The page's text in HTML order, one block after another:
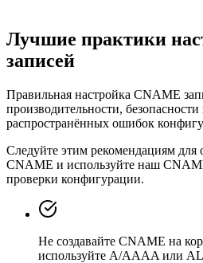
Лучшие практики
записей
Правильная настройка CNAME
производительности,
распространённых ошибок
Следуйте этим рекомендациям для
CNAME и используйте наш
проверки конфигурации.
Не создавайте CNAME на
используйте A/AAAA или